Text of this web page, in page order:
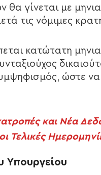
γίνεται με
τις νόμιμες
κατώτατη
ώστε να
και Νέα
οι Τελικές
Υπουργείου